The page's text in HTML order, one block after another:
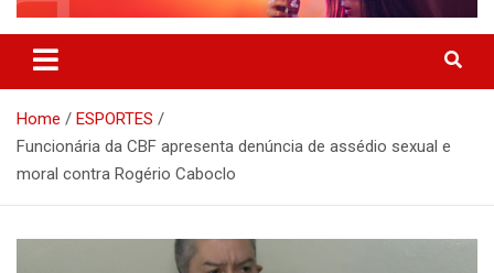
Home
ESPORTES
Funcionária da CBF apresenta denúncia de assédio sexual e
moral contra Rogério Caboclo